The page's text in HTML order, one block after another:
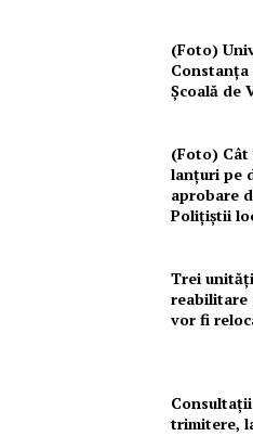
(Foto)
Constanța
Școală de
(Foto) Cât
lanțuri pe
aprobare
Polițiștii
Trei
reabilitare
vor fi
trimitere,